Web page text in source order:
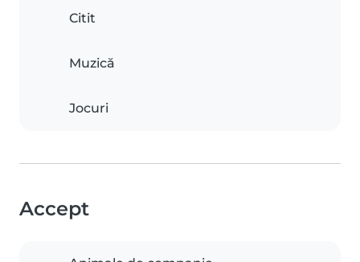
Citit
Muzică
Jocuri
Accept